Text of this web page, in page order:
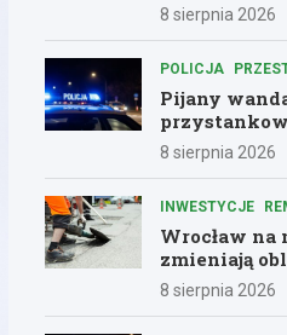
8 sierpnia 2026
POLICJA
Pijany
8 sierpnia 2026
INWESTYCJE
Wrocław
zmieniają
8 sierpnia 2026